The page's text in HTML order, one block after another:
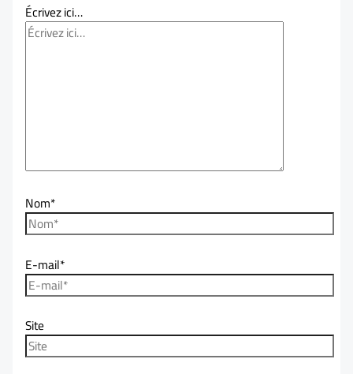
Écrivez ici…
Nom*
E-mail*
Site